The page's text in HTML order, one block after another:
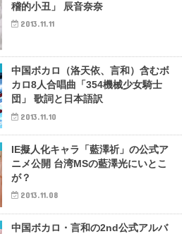
稽的小丑」 辰音奈奈
2013.11.11
中国ボカロ（洛天依、言和）含むボ
カロ8人合唱曲「354機械少女騎士
団」 歌詞と日本語訳
2013.11.10
IE擬人化キャラ「藍澤祈」の公式ア
ニメ公開 台湾MSの藍澤光にいとこ
が？
2013.11.08
中国ボカロ・言和の2nd公式アルバ